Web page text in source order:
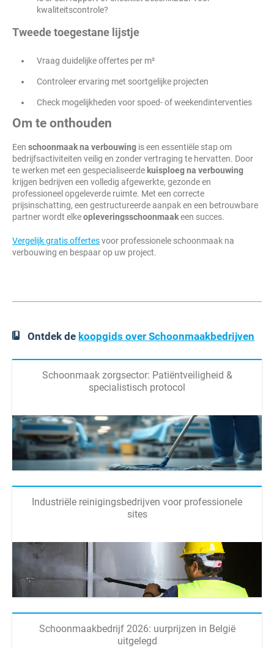
kwaliteitscontrole?
Tweede toegestane lijstje
Vraag duidelijke offertes per m²
Controleer ervaring met soortgelijke projecten
Check mogelijkheden voor spoed- of weekendinterventies
Om te onthouden
Een schoonmaak na verbouwing is een essentiële stap om
bedrijfsactiviteiten veilig en zonder vertraging te hervatten. Door
te werken met een gespecialiseerde kuisploeg na verbouwing
krijgen bedrijven een volledig afgewerkte, gezonde en
professioneel opgeleverde ruimte. Met een correcte
prijsinschatting, een gestructureerde aanpak en een betrouwbare
partner wordt elkeopleveringsschoonmaakeen succes.
Vergelijk gratis offertesvoor professionele schoonmaak na
verbouwing en bespaar op uw project.
Ontdek de koopgids over Schoonmaakbedrijven
Schoonmaak zorgsector: Patiëntveiligheid &
specialistisch protocol
Industriële reinigingsbedrijven voor professionele
sites
Schoonmaakbedrijf 2026: uurprijzen in België
uitgelegd